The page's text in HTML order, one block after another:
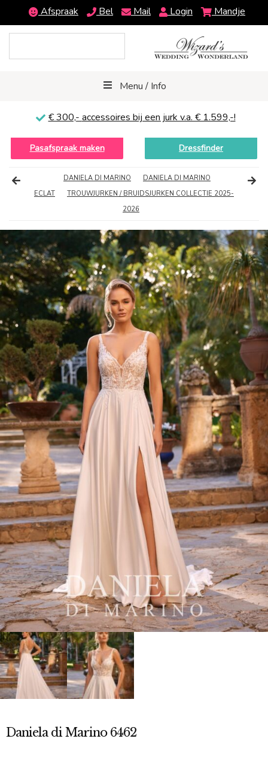
Afspraak Bel Mail Login Mandje
Menu / Info
€ 300,- accessoires bij een jurk v.a. € 1.599,-!
Pasafspraak maken Dressfinder
DANIELA DI MARINO
DANIELA DI MARINO
ECLAT
TROUWJURKEN / BRUIDSJURKEN COLLECTIE 2025-
2026
Daniela di Marino 6462